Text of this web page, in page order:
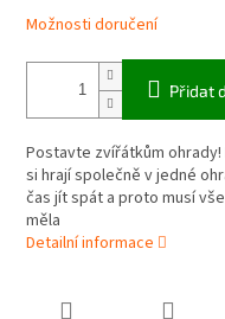
Možnosti doručení
Přidat
Postavte zvířátkům
si hrají společně v jedné
čas jít spát a proto musí
měla
Detailní informace